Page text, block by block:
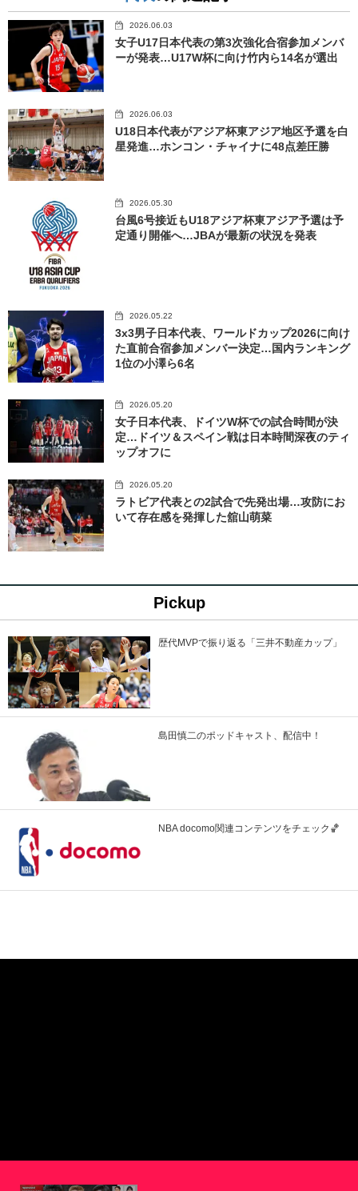
2026.06.03
女子U17日本代表の第3次強化合宿参加メンバ
ーが発表…U17W杯に向け竹内ら14名が選出
2026.06.03
U18日本代表がアジア杯東アジア地区予選を白
星発進…ホンコン・チャイナに48点差圧勝
2026.05.30
台風6号接近もU18アジア杯東アジア予選は予
定通り開催へ…JBAが最新の状況を発表
2026.05.22
3x3男子日本代表、ワールドカップ2026に向け
た直前合宿参加メンバー決定…国内ランキング
1位の小澤ら6名
2026.05.20
女子日本代表、ドイツW杯での試合時間が決
定…ドイツ＆スペイン戦は日本時間深夜のティ
ップオフに
2026.05.20
ラトビア代表との2試合で先発出場…攻防にお
いて存在感を発揮した舘山萌菜
Pickup
歴代MVPで振り返る「三井不動産カップ」
島田慎二のポッドキャスト、配信中！
NBA docomo関連コンテンツをチェック🏀